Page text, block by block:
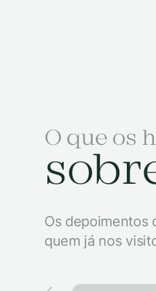
O que os
Os depoimentos
quem já nos